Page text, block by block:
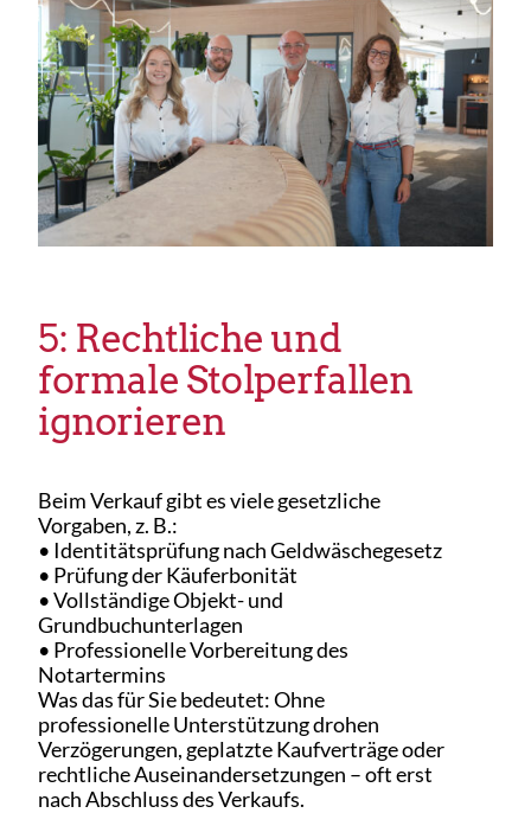
5: Rechtliche und
formale Stolperfallen
ignorieren
Beim Verkauf gibt es viele gesetzliche
Vorgaben, z. B.:
• Identitätsprüfung nach Geldwäschegesetz
• Prüfung der Käuferbonität
• Vollständige Objekt- und
Grundbuchunterlagen
• Professionelle Vorbereitung des
Notartermins
Was das für Sie bedeutet: Ohne
professionelle Unterstützung drohen
Verzögerungen, geplatzte Kaufverträge oder
rechtliche Auseinandersetzungen – oft erst
nach Abschluss des Verkaufs.